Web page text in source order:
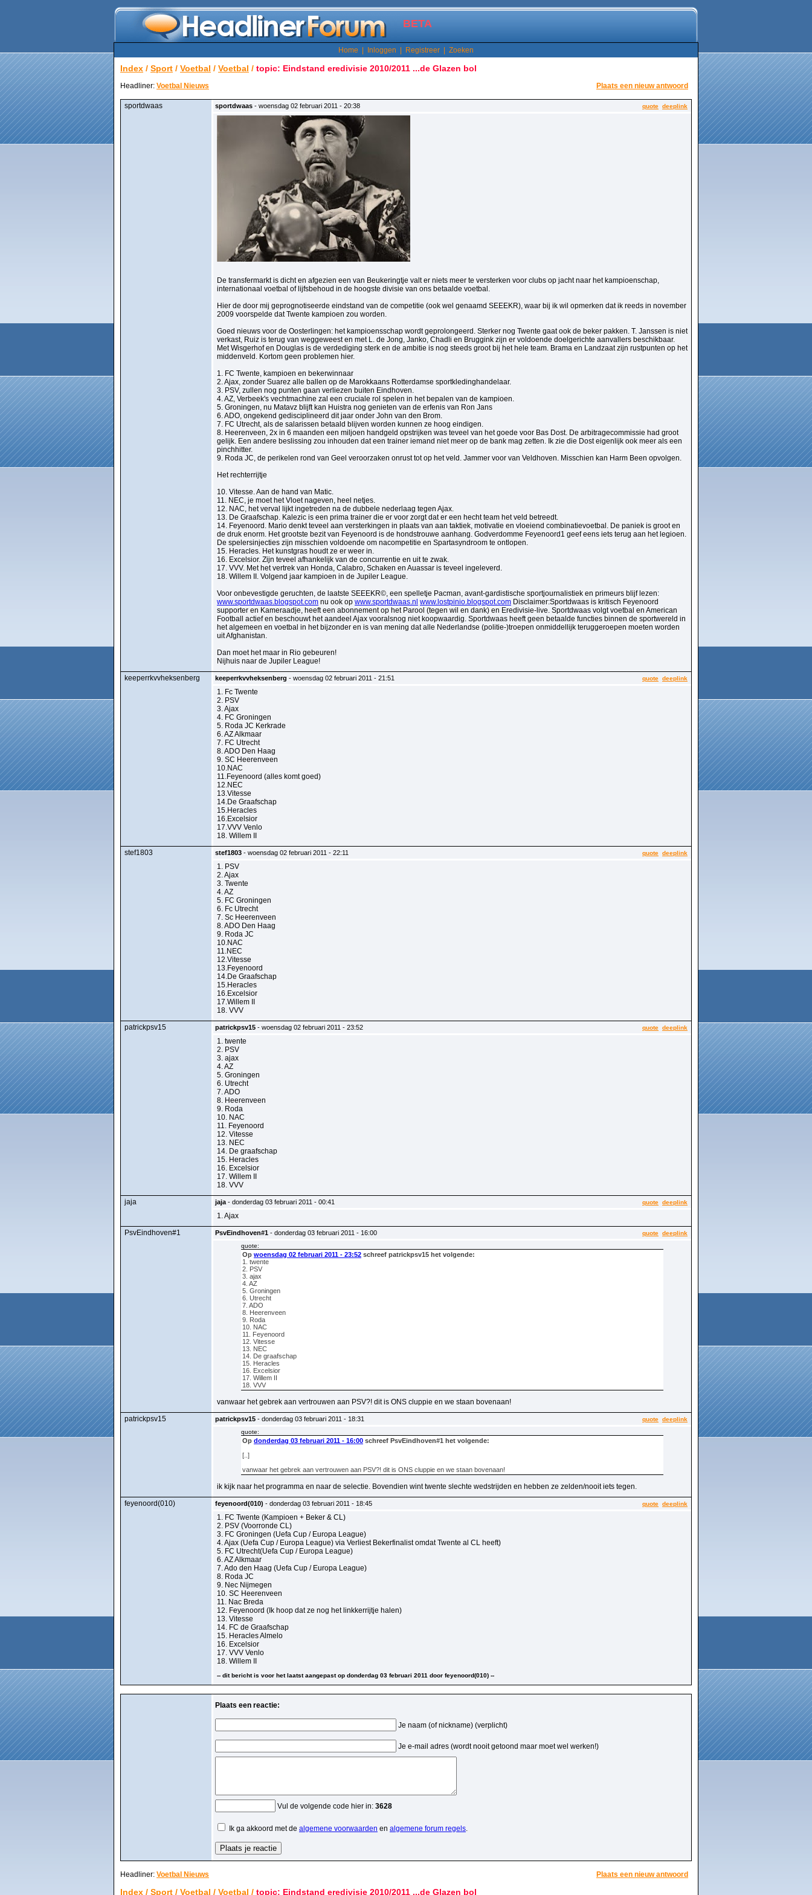
BETA
Home Inloggen Registreer Zoeken
Index / Sport / Voetbal / Voetbal / topic: Eindstand eredivisie 2010/2011 ...de Glazen bol
Headliner: Voetbal Nieuws Plaats een nieuw antwoord
sportdwaas sportdwaas - woensdag 02 februari 2011 - 20:38 quote deeplink
De transfermarkt is dicht en afgezien een van Beukeringtje valt er niets meer te versterken voor clubs op jacht naar het kampioenschap,
internationaal voetbal of lijfsbehoud in de hoogste divisie van ons betaalde voetbal.
Hier de door mij geprognotiseerde eindstand van de competitie (ook wel genaamd SEEEKR), waar bij ik wil opmerken dat ik reeds in november
2009 voorspelde dat Twente kampioen zou worden.
Goed nieuws voor de Oosterlingen: het kampioensschap wordt geprolongeerd. Sterker nog Twente gaat ook de beker pakken. T. Janssen is niet
verkast, Ruiz is terug van weggeweest en met L. de Jong, Janko, Chadli en Bruggink zijn er voldoende doelgerichte aanvallers beschikbaar.
Met Wisgerhof en Douglas is de verdediging sterk en de ambitie is nog steeds groot bij het hele team. Brama en Landzaat zijn rustpunten op het
middenveld. Kortom geen problemen hier.
1. FC Twente, kampioen en bekerwinnaar
2. Ajax, zonder Suarez alle ballen op de Marokkaans Rotterdamse sportkledinghandelaar.
3. PSV, zullen nog punten gaan verliezen buiten Eindhoven.
4. AZ, Verbeek's vechtmachine zal een cruciale rol spelen in het bepalen van de kampioen.
5. Groningen, nu Matavz blijft kan Huistra nog genieten van de erfenis van Ron Jans
6. ADO, ongekend gedisciplineerd dit jaar onder John van den Brom.
7. FC Utrecht, als de salarissen betaald blijven worden kunnen ze hoog eindigen.
8. Heerenveen, 2x in 6 maanden een miljoen handgeld opstrijken was teveel van het goede voor Bas Dost. De arbitragecommissie had groot
gelijk. Een andere beslissing zou inhouden dat een trainer iemand niet meer op de bank mag zetten. Ik zie die Dost eigenlijk ook meer als een
pinchhitter.
9. Roda JC, de perikelen rond van Geel veroorzaken onrust tot op het veld. Jammer voor van Veldhoven. Misschien kan Harm Been opvolgen.
Het rechterrijtje
10. Vitesse. Aan de hand van Matic.
11. NEC, je moet het Vloet nageven, heel netjes.
12. NAC, het verval lijkt ingetreden na de dubbele nederlaag tegen Ajax.
13. De Graafschap. Kalezic is een prima trainer die er voor zorgt dat er een hecht team het veld betreedt.
14. Feyenoord. Mario denkt teveel aan versterkingen in plaats van aan taktiek, motivatie en vloeiend combinatievoetbal. De paniek is groot en
de druk enorm. Het grootste bezit van Feyenoord is de hondstrouwe aanhang. Godverdomme Feyenoord1 geef eens iets terug aan het legioen.
De spelersinjecties zijn misschien voldoende om nacompetitie en Spartasyndroom te ontlopen.
15. Heracles. Het kunstgras houdt ze er weer in.
16. Excelsior. Zijn teveel afhankelijk van de concurrentie en uit te zwak.
17. VVV. Met het vertrek van Honda, Calabro, Schaken en Auassar is teveel ingeleverd.
18. Willem II. Volgend jaar kampioen in de Jupiler League.
Voor onbevestigde geruchten, de laatste SEEEKR©, een spelletje Pacman, avant-gardistische sportjournalistiek en primeurs blijf lezen:
www.sportdwaas.blogspot.com nu ook op www.sportdwaas.nl www.lostpinio.blogspot.com Disclaimer:Sportdwaas is kritisch Feyenoord
supporter en Kameraadje, heeft een abonnement op het Parool (tegen wil en dank) en Eredivisie-live. Sportdwaas volgt voetbal en American
Football actief en beschouwt het aandeel Ajax vooralsnog niet koopwaardig. Sportdwaas heeft geen betaalde functies binnen de sportwereld in
het algemeen en voetbal in het bijzonder en is van mening dat alle Nederlandse (politie-)troepen onmiddellijk teruggeroepen moeten worden
uit Afghanistan.
Dan moet het maar in Rio gebeuren!
Nijhuis naar de Jupiler League!
keeperrkvvheksenberg
keeperrkvvheksenberg - woensdag 02 februari 2011 - 21:51 quote deeplink
1. Fc Twente
2. PSV
3. Ajax
4. FC Groningen
5. Roda JC Kerkrade
6. AZ Alkmaar
7. FC Utrecht
8. ADO Den Haag
9. SC Heerenveen
10.NAC
11.Feyenoord (alles komt goed)
12.NEC
13.Vitesse
14.De Graafschap
15.Heracles
16.Excelsior
17.VVV Venlo
18. Willem II
stef1803
stef1803 - woensdag 02 februari 2011 - 22:11 quote deeplink
1. PSV
2. Ajax
3. Twente
4. AZ
5. FC Groningen
6. Fc Utrecht
7. Sc Heerenveen
8. ADO Den Haag
9. Roda JC
10.NAC
11.NEC
12.Vitesse
13.Feyenoord
14.De Graafschap
15.Heracles
16.Excelsior
17.Willem II
18. VVV
patrickpsv15
patrickpsv15 - woensdag 02 februari 2011 - 23:52 quote deeplink
1. twente
2. PSV
3. ajax
4. AZ
5. Groningen
6. Utrecht
7. ADO
8. Heerenveen
9. Roda
10. NAC
11. Feyenoord
12. Vitesse
13. NEC
14. De graafschap
15. Heracles
16. Excelsior
17. Willem II
18. VVV
jaja
jaja - donderdag 03 februari 2011 - 00:41 quote deeplink
1. Ajax
PsvEindhoven#1
PsvEindhoven#1 - donderdag 03 februari 2011 - 16:00 quote deeplink
quote:
Op woensdag 02 februari 2011 - 23:52 schreef patrickpsv15 het volgende:
1. twente
2. PSV
3. ajax
4. AZ
5. Groningen
6. Utrecht
7. ADO
8. Heerenveen
9. Roda
10. NAC
11. Feyenoord
12. Vitesse
13. NEC
14. De graafschap
15. Heracles
16. Excelsior
17. Willem II
18. VVV
vanwaar het gebrek aan vertrouwen aan PSV?! dit is ONS cluppie en we staan bovenaan!
patrickpsv15
patrickpsv15 - donderdag 03 februari 2011 - 18:31 quote deeplink
quote:
Op donderdag 03 februari 2011 - 16:00 schreef PsvEindhoven#1 het volgende:
[..]
vanwaar het gebrek aan vertrouwen aan PSV?! dit is ONS cluppie en we staan bovenaan!
ik kijk naar het programma en naar de selectie. Bovendien wint twente slechte wedstrijden en hebben ze zelden/nooit iets tegen.
feyenoord(010)
feyenoord(010) - donderdag 03 februari 2011 - 18:45 quote deeplink
1. FC Twente (Kampioen + Beker & CL)
2. PSV (Voorronde CL)
3. FC Groningen (Uefa Cup / Europa League)
4. Ajax (Uefa Cup / Europa League) via Verliest Bekerfinalist omdat Twente al CL heeft)
5. FC Utrecht(Uefa Cup / Europa League)
6. AZ Alkmaar
7. Ado den Haag (Uefa Cup / Europa League)
8. Roda JC
9. Nec Nijmegen
10. SC Heerenveen
11. Nac Breda
12. Feyenoord (Ik hoop dat ze nog het linkkerrijtje halen)
13. Vitesse
14. FC de Graafschap
15. Heracles Almelo
16. Excelsior
17. VVV Venlo
18. Willem II
-- dit bericht is voor het laatst aangepast op donderdag 03 februari 2011 door feyenoord(010) --
Plaats een reactie:
Je naam (of nickname) (verplicht)
Je e-mail adres (wordt nooit getoond maar moet wel werken!)
Vul de volgende code hier in: 3628
Ik ga akkoord met de algemene voorwaarden en algemene forum regels.
Headliner: Voetbal Nieuws Plaats een nieuw antwoord
Index / Sport / Voetbal / Voetbal / topic: Eindstand eredivisie 2010/2011 ...de Glazen bol